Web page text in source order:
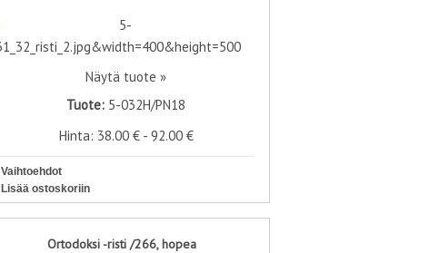
Näytä tuote »
Tuote: 5-032H/PN18
Hinta: 38.00 € - 92.00 €
Vaihtoehdot
Lisää ostoskoriin
Ortodoksi -risti /266, hopea